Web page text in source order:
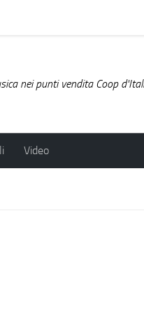
nei punti vendita Coop
Video